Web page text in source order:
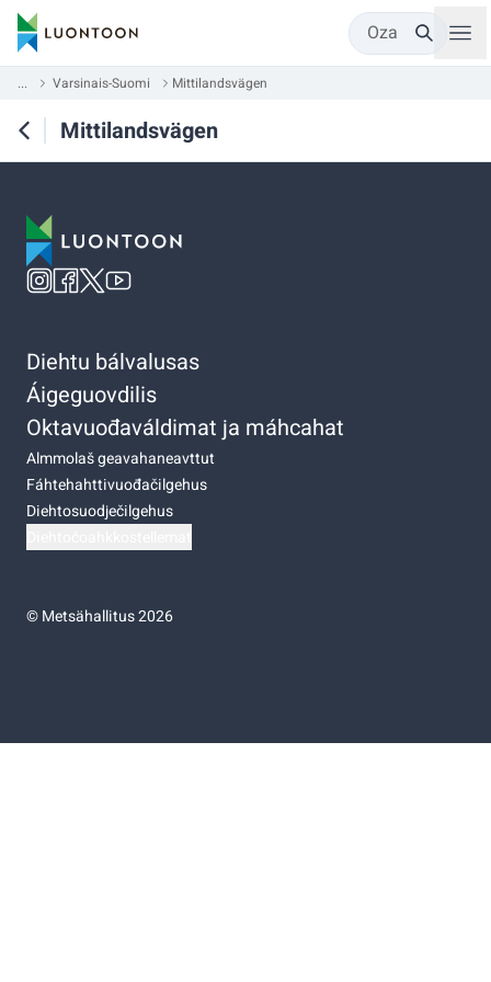
Oza
... Varsinais-Suomi Mittilandsvägen
Mittilandsvägen
Diehtu bálvalusas
Áigeguovdilis
Oktavuođaváldimat ja máhcahat
Almmolaš geavahaneavttut
Fáhtehahttivuođačilgehus
Diehtosuodječilgehus
©Metsähallitus 2026